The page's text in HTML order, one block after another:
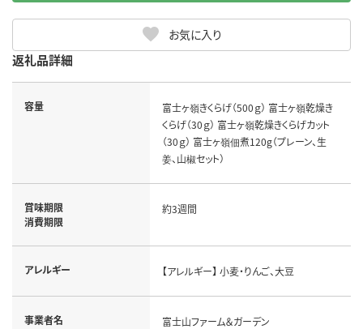
お気に入り
返礼品詳細
容量
富士ヶ嶺きくらげ（500ｇ） 富士ヶ嶺乾燥き
くらげ（30ｇ） 富士ヶ嶺乾燥きくらげカット
（30ｇ） 富士ヶ嶺佃煮120g（プレーン、生
姜、山椒セット）
賞味期限
消費期限
約3週間
アレルギー 【アレルギー】 小麦・りんご、大豆
事業者名 富士山ファーム＆ガーデン